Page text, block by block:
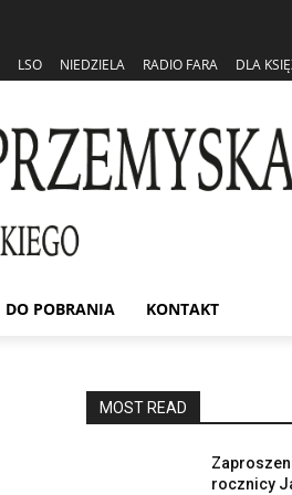
LSO NIEDZIELA RADIO FARA DLA
DO POBRANIA KONTAKT
MOST READ
rocznicy